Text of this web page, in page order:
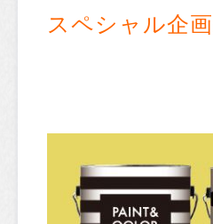
スペシャル企画